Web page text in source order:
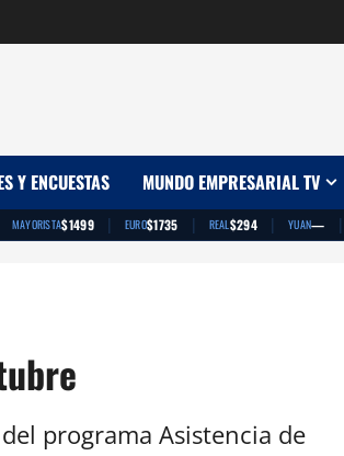
Y ENCUESTAS MUNDO EMPRESARIAL TV
MAYORISTA$1499 | EURO$1735 | REAL$294 | YUAN— |
programa Asistencia de